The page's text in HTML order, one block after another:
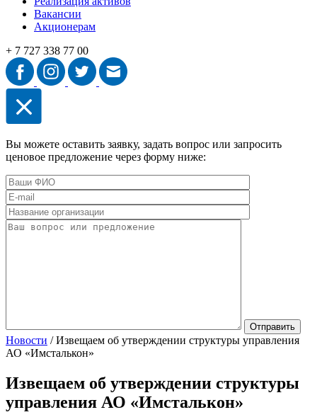
Вакансии
Акционерам
+ 7 727 338 77 00
Вы можете оставить заявку, задать вопрос или запросить
ценовое предложение через форму ниже:
Новости /Извещаем об утверждении структуры управления
АО «Имсталькон»
Извещаем об утверждении структуры
управления АО «Имсталькон»